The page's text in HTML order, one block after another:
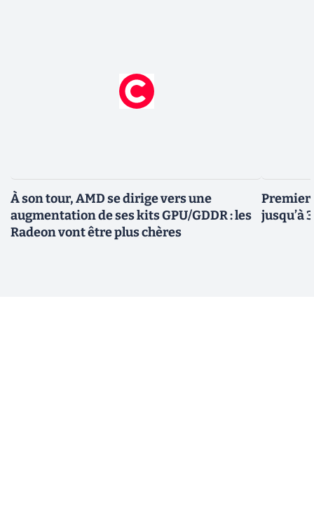
À son tour, AMD se dirige vers une
augmentation de ses kits GPU/GDDR : les
Radeon vont être plus chères
jusqu’à